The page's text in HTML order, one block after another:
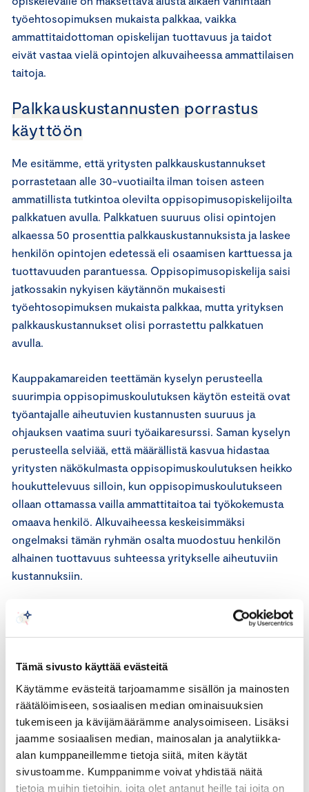
Tämä sivusto käyttää evästeitä
Käytämme evästeitä tarjoamamme sisällön ja mainosten
räätälöimiseen, sosiaalisen median ominaisuuksien
tukemiseen ja kävijämäärämme analysoimiseen. Lisäksi
jaamme sosiaalisen median, mainosalan ja analytiikka-
alan kumppaneillemme tietoja siitä, miten käytät
sivustoamme. Kumppanimme voivat yhdistää näitä
tietoja muihin tietoihin, joita olet antanut heille tai joita on
työehtosopimuksen mukaista palkkaa, vaikka
ammattitaidottoman opiskelijan tuottavuus ja taidot
eivät vastaa vielä opintojen alkuvaiheessa ammattilaisen
taitoja.
Palkkauskustannusten porrastus
käyttöön
Me esitämme, että yritysten palkkauskustannukset
porrastetaan alle 30-vuotiailta ilman toisen asteen
ammatillista tutkintoa olevilta oppisopimusopiskelijoilta
palkkatuen avulla. Palkkatuen suuruus olisi opintojen
alkaessa 50 prosenttia palkkauskustannuksista ja laskee
henkilön opintojen edetessä eli osaamisen karttuessa ja
tuottavuuden parantuessa. Oppisopimusopiskelija saisi
jatkossakin nykyisen käytännön mukaisesti
työehtosopimuksen mukaista palkkaa, mutta yrityksen
palkkauskustannukset olisi porrastettu palkkatuen
avulla.
Kauppakamareiden teettämän kyselyn perusteella
suurimpia oppisopimuskoulutuksen käytön esteitä ovat
työantajalle aiheutuvien kustannusten suuruus ja
ohjauksen vaatima suuri työaikaresurssi. Saman kyselyn
perusteella selviää, että määrällistä kasvua hidastaa
yritysten näkökulmasta oppisopimuskoulutuksen heikko
houkuttelevuus silloin, kun oppisopimuskoulutukseen
ollaan ottamassa vailla ammattitaitoa tai työkokemusta
omaava henkilö. Alkuvaiheessa keskeisimmäksi
ongelmaksi tämän ryhmän osalta muodostuu henkilön
alhainen tuottavuus suhteessa yritykselle aiheutuviin
kustannuksiin.
Keskuskauppakamarin esitys oppisopimuskoulutuksen
palkkauskustannusten porrastamisesta palkkatuen avulla